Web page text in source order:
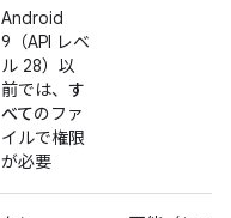
Android
9（API レベ
ル 28）以
前では、 す
べてのファ
イルで権限
が必要